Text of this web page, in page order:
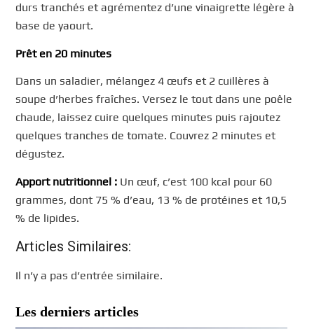
durs tranchés et agrémentez d’une vinaigrette légère à
base de yaourt.
Prêt en 20 minutes
Dans un saladier, mélangez 4 œufs et 2 cuillères à
soupe d’herbes fraîches. Versez le tout dans une poêle
chaude, laissez cuire quelques minutes puis rajoutez
quelques tranches de tomate. Couvrez 2 minutes et
dégustez.
Apport nutritionnel : Un œuf, c’est 100 kcal pour 60
grammes, dont 75 % d’eau, 13 % de protéines et 10,5
% de lipides.
Articles Similaires:
Il n’y a pas d’entrée similaire.
Les derniers articles